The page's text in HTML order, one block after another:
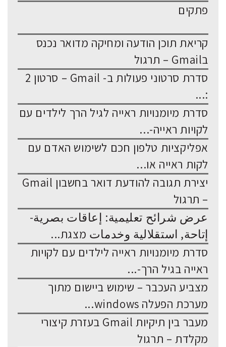
פתקים
קריאת תוכן הודעה ומחיקה מדואר נכנס
בGmail – תרגול
סדרת סרטוני פעולות ב- Gmail – סרטון 2
:...
סדרת מיומנויות ראייה לגיל הרך לילדים עם
לקויות ראייה-...
אפליקציות טלפון חכם לשימוש האדם עם
לקות ראייה או...
יצירת תגובה להודעת דואר בחשבון Gmail
– תרגול
عرض شرائح تعليمية: إعاقات بصرية-
إتاحة, استقلالية وخدمات מצגת...
סדרת מיומנויות ראייה לילדים עם לקויות
ראייה בגיל הרך-...
מצביע העכבר – שימוש ביישום מתוך
מערכת הפעלה windows...
מעבר בין תיקיות Gmail בעזרת קיצורי
מקלדת – תרגול